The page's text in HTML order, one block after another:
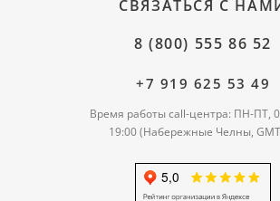
СВЯЗАТЬСЯ С
8 (800) 555 86 52
+7 919 625 53 49
Время работы call-центра: ПН-ПТ,
19:00 (Набережные Челны,